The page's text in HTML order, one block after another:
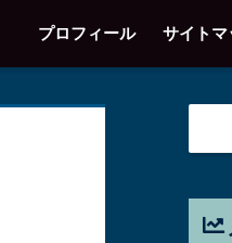
プロフィール サイトマ